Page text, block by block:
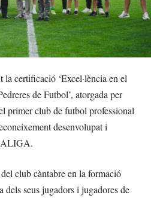
certificació ‘Excel·lència en el
de Futbol’, atorgada per
primer club de futbol professional
desenvolupat i
club càntabre en la formació
dels seus jugadors i jugadores de